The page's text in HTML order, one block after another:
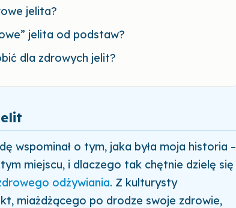
jelita?
jelita od podstaw?
dla zdrowych jelit?
wspominał o tym, jaka była moja historia –
tym miejscu, i dlaczego tak chętnie dzielę się
odżywiania. Z kulturysty
miażdżącego po drodze swoje zdrowie,